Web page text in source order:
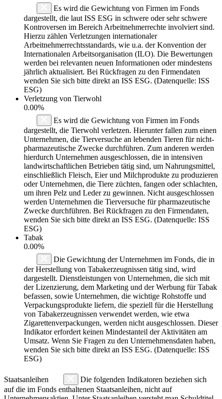
Es wird die Gewichtung von Firmen im Fonds
dargestellt, die laut ISS ESG in schwere oder sehr schwere
Kontroversen im Bereich Arbeitnehmerrechte involviert sind.
Hierzu zählen Verletzungen internationaler
Arbeitnehmerrechtsstandards, wie u.a. der Konvention der
Internationalen Arbeitsorganisation (ILO). Die Bewertungen
werden bei relevanten neuen Informationen oder mindestens
jährlich aktualisiert. Bei Rückfragen zu den Firmendaten
wenden Sie sich bitte direkt an ISS ESG. (Datenquelle: ISS
ESG)
Verletzung von Tierwohl
0.00%
Es wird die Gewichtung von Firmen im Fonds
dargestellt, die Tierwohl verletzen. Hierunter fallen zum einen
Unternehmen, die Tierversuche an lebenden Tieren für nicht-
pharmazeutische Zwecke durchführen. Zum anderen werden
hierdurch Unternehmen ausgeschlossen, die in intensiven
landwirtschaftlichen Betrieben tätig sind, um Nahrungsmittel,
einschließlich Fleisch, Eier und Milchprodukte zu produzieren
oder Unternehmen, die Tiere züchten, fangen oder schlachten,
um ihren Pelz und Leder zu gewinnen. Nicht ausgeschlossen
werden Unternehmen die Tierversuche für pharmazeutische
Zwecke durchführen. Bei Rückfragen zu den Firmendaten,
wenden Sie sich bitte direkt an ISS ESG. (Datenquelle: ISS
ESG)
Tabak
0.00%
Die Gewichtung der Unternehmen im Fonds, die in
der Herstellung von Tabakerzeugnissen tätig sind, wird
dargestellt. Dienstleistungen von Unternehmen, die sich mit
der Lizenzierung, dem Marketing und der Werbung für Tabak
befassen, sowie Unternehmen, die wichtige Rohstoffe und
Verpackungsprodukte liefern, die speziell für die Herstellung
von Tabakerzeugnissen verwendet werden, wie etwa
Zigarettenverpackungen, werden nicht ausgeschlossen. Dieser
Indikator erfordert keinen Mindestanteil der Aktivitäten am
Umsatz. Wenn Sie Fragen zu den Unternehmensdaten haben,
wenden Sie sich bitte direkt an ISS ESG. (Datenquelle: ISS
ESG)
Staatsanleihen
Die folgenden Indikatoren beziehen sich
auf die im Fonds enthaltenen Staatsanleihen, nicht auf